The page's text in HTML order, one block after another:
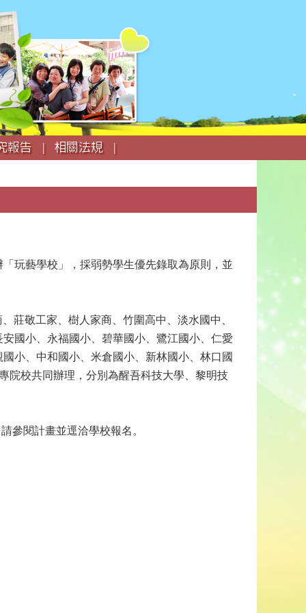
報告 | 相關法規 |
玩藝學校」，採弱勢學生優先錄取為原則，並
莊敬工家、樹人家商、竹圍高中、淡水國中、
國小、永福國小、碧華國小、鷺江國小、仁愛
小、中和國小、米倉國小、新林國小、林口國
院校共同辦理，分別為醒吾科技大學、黎明技
參閱計畫並逕洽學校報名。